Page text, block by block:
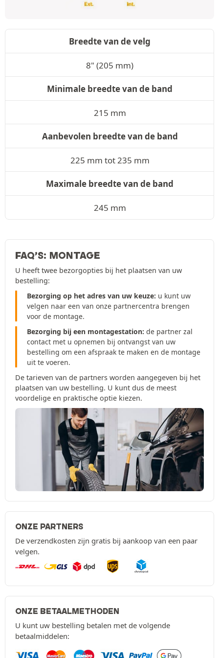
Breedte van de velg
8" (205 mm)
Minimale breedte van de band
215 mm
Aanbevolen breedte van de band
225 mm tot 235 mm
Maximale breedte van de band
245 mm
FAQ’S: MONTAGE
U heeft twee bezorgopties bij het plaatsen van uw
bestelling:
Bezorging op het adres van uw keuze: u kunt uw
velgen naar een van onze partnercentra brengen
voor de montage.
Bezorging bij een montagestation: de partner zal
contact met u opnemen bij ontvangst van uw
bestelling om een afspraak te maken en de montage
uit te voeren.
De tarieven van de partners worden aangegeven bij het
plaatsen van uw bestelling. U kunt dus de meest
voordelige en praktische optie kiezen.
ONZE PARTNERS
De verzendkosten zijn gratis bij aankoop van een paar
velgen.
ONZE BETAALMETHODEN
U kunt uw bestelling betalen met de volgende
betaalmiddelen: